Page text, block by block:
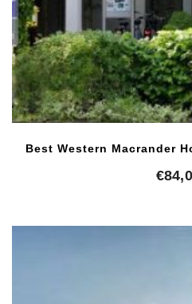
Best Western Macrander
€